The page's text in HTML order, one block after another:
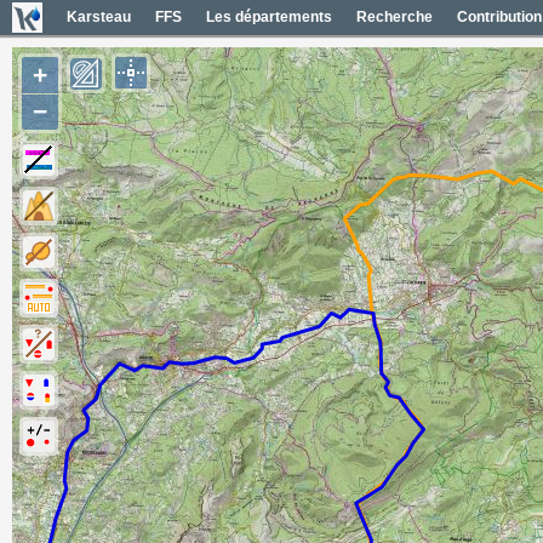
Karsteau FFS Les départements Recherche Contribution
+
−
Contour du secteur
Contours secteurs département (20)
Noms et codes des secteurs
Contour du département
Contours communes du secteur (5)
Noms et codes des communes
Carte hydrographique France
Limites administratives France
Cartes Lidar France
Carte Géol 1/50000 France
Cartes IGN France
Photos aériennes France